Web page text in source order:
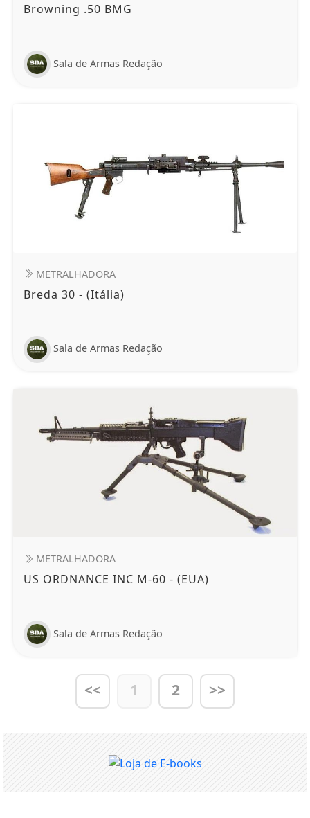
Browning .50 BMG
Sala de Armas Redação
METRALHADORA
Breda 30 - (Itália)
Sala de Armas Redação
METRALHADORA
US ORDNANCE INC M-60 - (EUA)
Sala de Armas Redação
<< 1 2 >>